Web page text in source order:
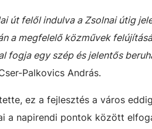
út felől indulva a Zsolnai útig
a megfelelő közművek
fogja egy szép és jelentős
Palkovics András.
ez a fejlesztés a város
a napirendi pontok között